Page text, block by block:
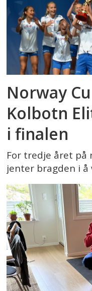
Norway
Kolbotn
i finalen
For tredje året på
jenter bragden i å